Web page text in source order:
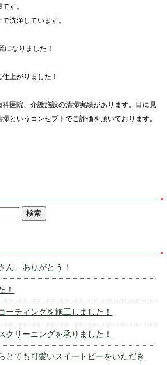
す。
洗浄しています。
になりました！
上がりました！
医院、介護施設の清掃実績があります。目に見
というコンセプトでご評価を頂いております。
ん、ありがとう！
！
ーティングを施工しました！
クリーニングを承りました！
とても可愛いスイートピーをいただき